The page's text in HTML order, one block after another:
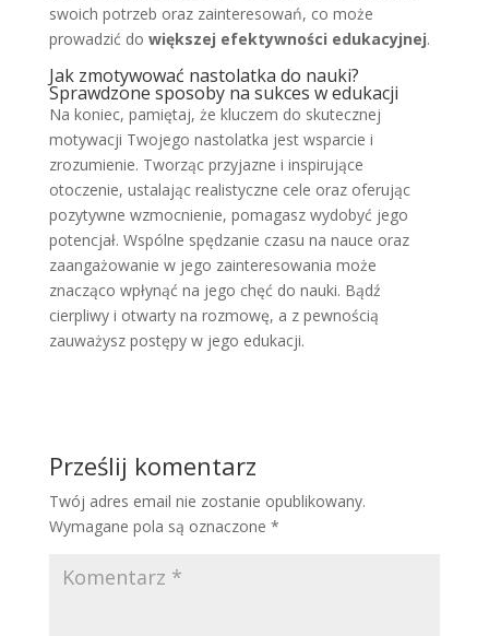
swoich potrzeb oraz zainteresowań, co może
prowadzić do większej efektywności edukacyjnej.
Jak zmotywować nastolatka do nauki?
Sprawdzone sposoby na sukces w edukacji
Na koniec, pamiętaj, że kluczem do skutecznej
motywacji Twojego nastolatka jest wsparcie i
zrozumienie. Tworząc przyjazne i inspirujące
otoczenie, ustalając realistyczne cele oraz oferując
pozytywne wzmocnienie, pomagasz wydobyć jego
potencjał. Wspólne spędzanie czasu na nauce oraz
zaangażowanie w jego zainteresowania może
znacząco wpłynąć na jego chęć do nauki. Bądź
cierpliwy i otwarty na rozmowę, a z pewnością
zauważysz postępy w jego edukacji.
Prześlij komentarz
Twój adres email nie zostanie opublikowany.
Wymagane pola są oznaczone *